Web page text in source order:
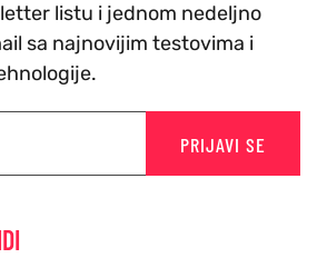
listu i jednom nedeljno
sa najnovijim testovima i
PRIJAVI SE